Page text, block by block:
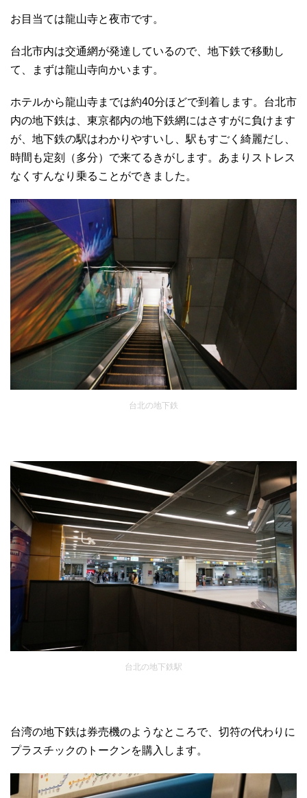
お目当ては龍山寺と夜市です。
台北市内は交通網が発達しているので、地下鉄で移動し
て、まずは龍山寺向かいます。
ホテルから龍山寺までは約40分ほどで到着します。台北市
内の地下鉄は、東京都内の地下鉄網にはさすがに負けます
が、地下鉄の駅はわかりやすいし、駅もすごく綺麗だし、
時間も定刻（多分）で来てるきがします。あまりストレス
なくすんなり乗ることができました。
台北の地下鉄
台北の地下鉄駅
台湾の地下鉄は券売機のようなところで、切符の代わりに
プラスチックのトークンを購入します。